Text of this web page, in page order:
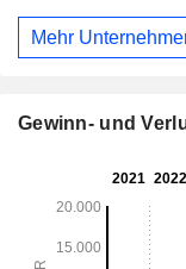
Mehr
Gewinn- und